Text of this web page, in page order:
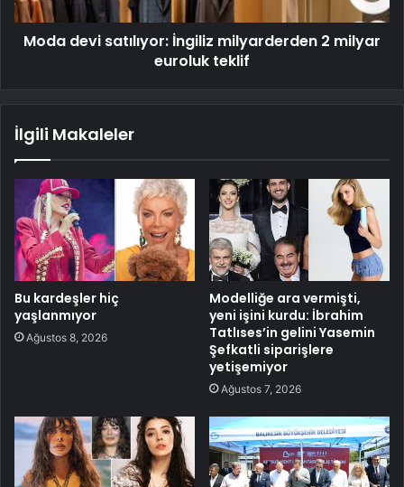
Moda devi satılıyor: İngiliz milyarderden 2 milyar
euroluk teklif
İlgili Makaleler
Bu kardeşler hiç
yaşlanmıyor
Ağustos 8, 2026
Modelliğe ara vermişti,
yeni işini kurdu: İbrahim
Tatlıses’in gelini Yasemin
Şefkatli siparişlere
yetişemiyor
Ağustos 7, 2026